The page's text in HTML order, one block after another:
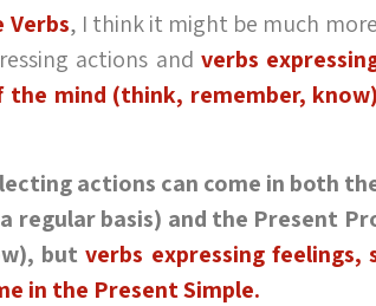
Verbs, I think it might be much
actions and verbs
the mind (think, remember,
actions can come in both
regular basis) and the Present
butverbs expressing feelings,
in the Present Simple.